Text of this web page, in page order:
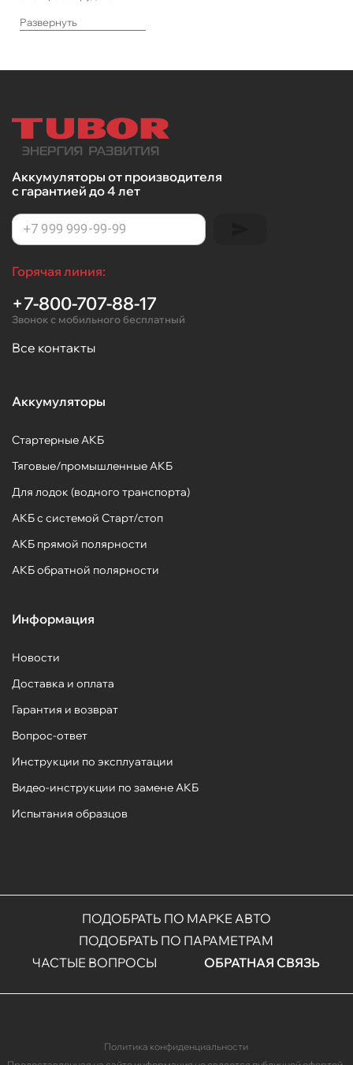
Развернуть
Аккумуляторы от производителя
с гарантией до 4 лет
Горячая линия:
+7-800-707-88-17
Звонок с мобильного бесплатный
Все контакты
Аккумуляторы
Стартерные АКБ
Тяговые/промышленные АКБ
Для лодок (водного транспорта)
АКБ с системой Старт/стоп
АКБ прямой полярности
АКБ обратной полярности
Информация
Новости
Доставка и оплата
Гарантия и возврат
Вопрос-ответ
Инструкции по эксплуатации
Видео-инструкции по замене АКБ
Испытания образцов
ПОДОБРАТЬ ПО МАРКЕ АВТО
ПОДОБРАТЬ ПО ПАРАМЕТРАМ
ЧАСТЫЕ ВОПРОСЫ
ОБРАТНАЯ СВЯЗЬ
Политика конфиденциальности